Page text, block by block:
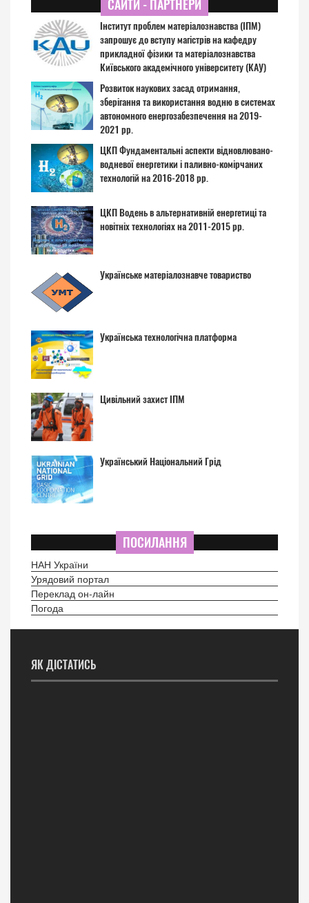
САЙТИ - ПАРТНЕРИ
Інститут проблем матеріалознавства (ІПМ)
запрошує до вступу магістрів на кафедру
прикладної фізики та матеріалознавства
Київського академічного університету (КАУ)
Розвиток наукових засад отримання,
зберігання та використання водню в системах
автономного енергозабезпечення на 2019-
2021 рр.
ЦКП Фундаментальні аспекти відновлювано-
водневої енергетики і паливно-комірчаних
технологій на 2016-2018 рр.
ЦКП Водень в альтернативній енергетиці та
новітніх технологіях на 2011-2015 рр.
Українське матеріалознавче товариство
Українська технологічна платформа
Цивільний захист ІПМ
Український Національний Грід
ПОСИЛАННЯ
НАН України
Урядовий портал
Переклад он-лайн
Погода
ЯК ДІСТАТИСЬ